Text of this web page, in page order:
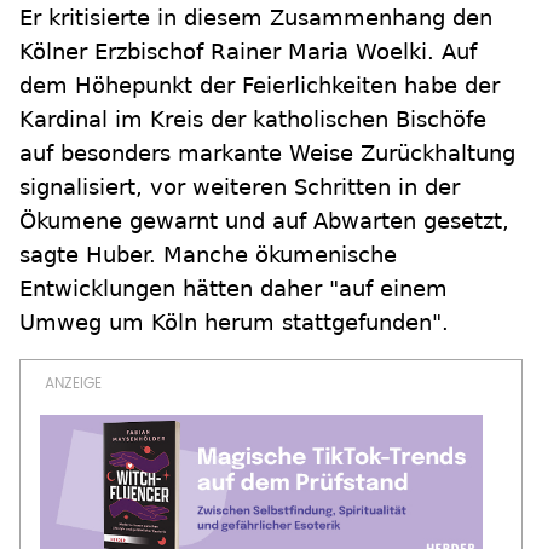
Er kritisierte in diesem Zusammenhang den
Kölner Erzbischof Rainer Maria Woelki. Auf
dem Höhepunkt der Feierlichkeiten habe der
Kardinal im Kreis der katholischen Bischöfe
auf besonders markante Weise Zurückhaltung
signalisiert, vor weiteren Schritten in der
Ökumene gewarnt und auf Abwarten gesetzt,
sagte Huber. Manche ökumenische
Entwicklungen hätten daher "auf einem
Umweg um Köln herum stattgefunden".